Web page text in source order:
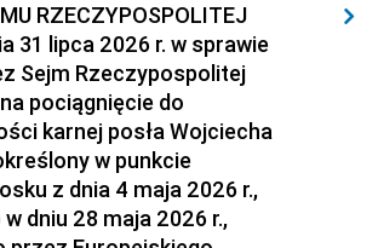
RZECZYPOSPOLITEJ
31 lipca 2026 r. w sprawie
Sejm Rzeczypospolitej
pociągnięcie do
karnej posła Wojciecha
w punkcie
z dnia 4 maja 2026 r.,
dniu 28 maja 2026 r.,